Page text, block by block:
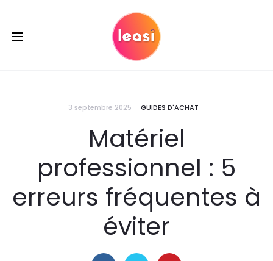
3 septembre 2025 GUIDES D'ACHAT
Matériel
professionnel : 5
erreurs fréquentes à
éviter